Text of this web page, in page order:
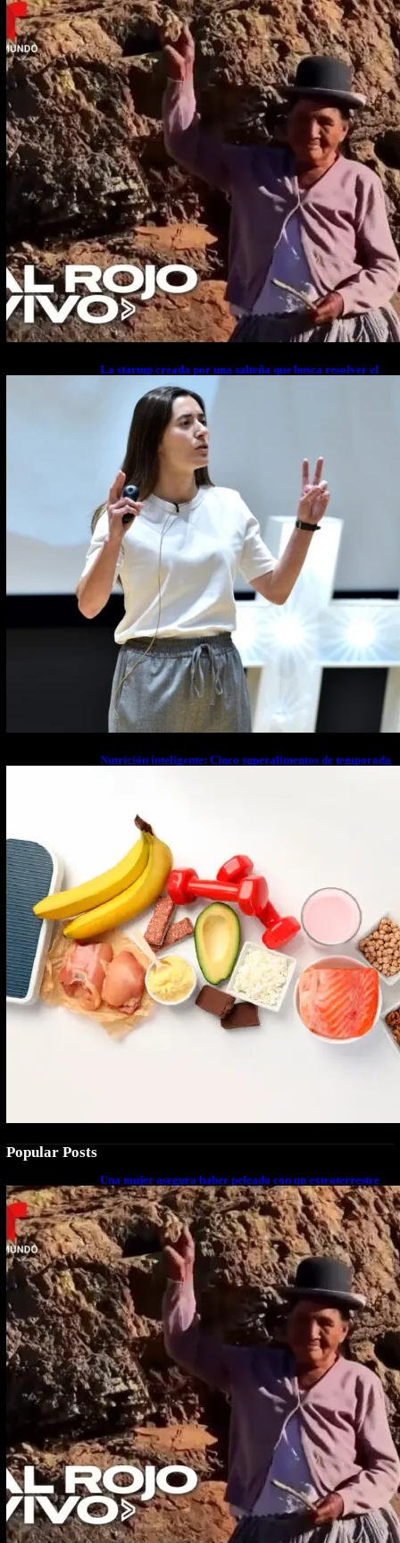
La startup creada por una salteña que busca resolver el
estrés financiero en Latinoamérica
Nutrición inteligente: Cinco superalimentos de temporada
Popular Posts
Una mujer asegura haber peleado con un extraterrestre
cuerpo a cuerpo